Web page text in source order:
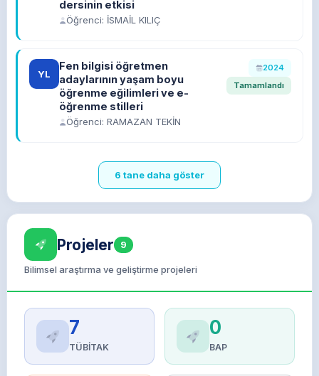
dersinin etkisi
Öğrenci: İSMAİL KILIÇ
YL
Fen bilgisi öğretmen
adaylarının yaşam boyu
öğrenme eğilimleri ve e-
öğrenme stilleri
Öğrenci: RAMAZAN TEKİN
2024
Tamamlandı
6 tane daha göster
Projeler 9
Bilimsel araştırma ve geliştirme projeleri
7
TÜBİTAK
0
BAP